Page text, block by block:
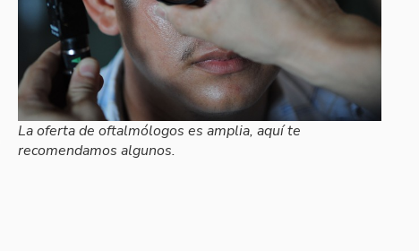
La oferta de oftalmólogos es amplia, aquí te
recomendamos algunos.